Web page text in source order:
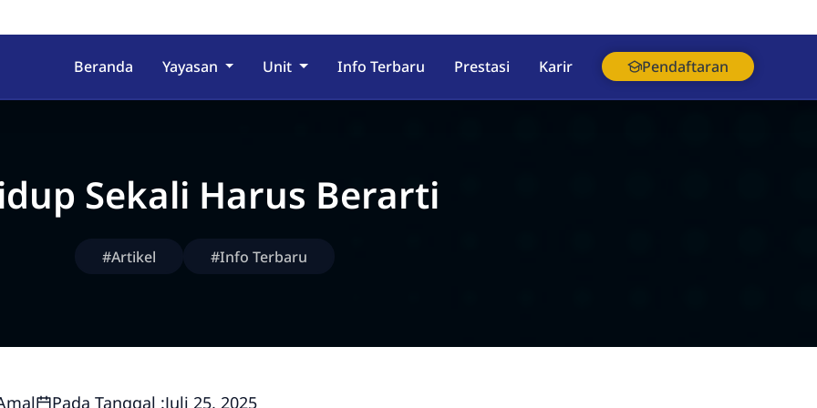
Beranda Yayasan Unit Info Terbaru Prestasi Karir Pendaftaran
Sekali Harus Berarti
#Artikel #Info Terbaru
Pada Tanggal :Juli 25, 2025